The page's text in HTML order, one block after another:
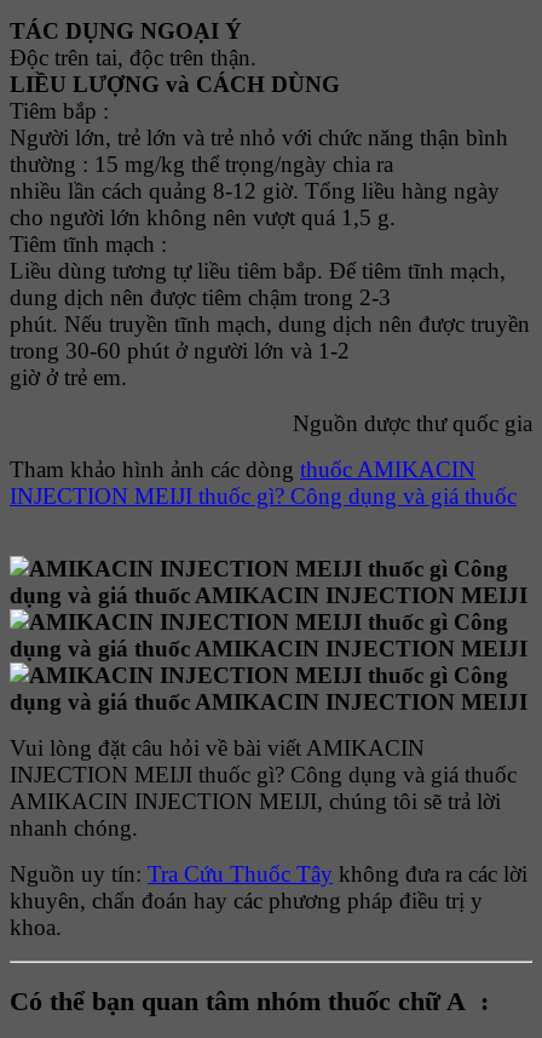
TÁC DỤNG NGOẠI Ý
Độc trên tai, độc trên thận.
LIỀU LƯỢNG và CÁCH DÙNG
Tiêm bắp :
Người lớn, trẻ lớn và trẻ nhỏ với chức năng thận bình
thường : 15 mg/kg thể trọng/ngày chia ra
nhiều lần cách quảng 8-12 giờ. Tổng liều hàng ngày
cho người lớn không nên vượt quá 1,5 g.
Tiêm tĩnh mạch :
Liều dùng tương tự liều tiêm bắp. Để tiêm tĩnh mạch,
dung dịch nên được tiêm chậm trong 2-3
phút. Nếu truyền tĩnh mạch, dung dịch nên được truyền
trong 30-60 phút ở người lớn và 1-2
giờ ở trẻ em.
Nguồn dược thư quốc gia
Tham khảo hình ảnh các dòng thuốc AMIKACIN
INJECTION MEIJI thuốc gì? Công dụng và giá thuốc
Vui lòng đặt câu hỏi về bài viết AMIKACIN
INJECTION MEIJI thuốc gì? Công dụng và giá thuốc
AMIKACIN INJECTION MEIJI, chúng tôi sẽ trả lời
nhanh chóng.
Nguồn uy tín: Tra Cứu Thuốc Tây không đưa ra các lời
khuyên, chẩn đoán hay các phương pháp điều trị y
khoa.
Có thể bạn quan tâm nhóm thuốc chữ A :